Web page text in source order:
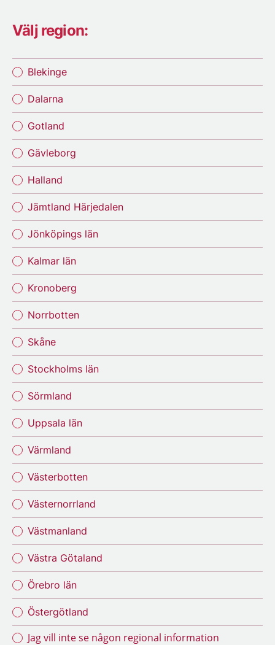
Välj region:
Blekinge
Dalarna
Gotland
Gävleborg
Halland
Jämtland Härjedalen
Jönköpings län
Kalmar län
Kronoberg
Norrbotten
Skåne
Stockholms län
Sörmland
Uppsala län
Värmland
Västerbotten
Västernorrland
Västmanland
Västra Götaland
Örebro län
Östergötland
Jag vill inte se någon regional information